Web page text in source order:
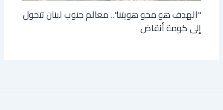
"الهدف هو محو هويتنا".. معالم جنوب لبنان تتحول
إلى كومة أنقاض